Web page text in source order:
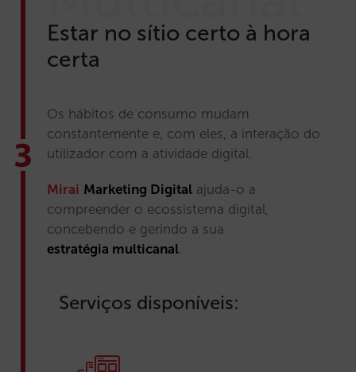
Estar no sítio certo à hora
certa
Os hábitos de consumo mudam
constantemente e, com eles, a interação do
utilizador com a atividade digital.
Mirai Marketing Digitalajuda-o a
compreender o ecossistema digital,
concebendo e gerindo a sua
estratégia multicanal.
Serviços disponíveis: